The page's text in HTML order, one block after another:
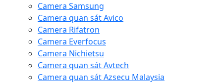
Camera Samsung
Camera quan sát Avico
Camera Rifatron
Camera Everfocus
Camera Nichietsu
Camera quan sát Avtech
Camera quan sát Azsecu Malaysia